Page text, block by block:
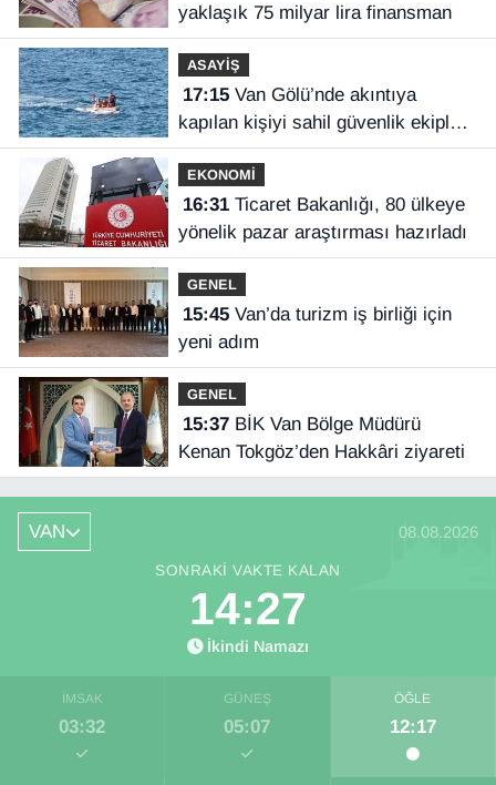
yaklaşık 75 milyar lira finansman
ASAYİŞ
17:15Van Gölü’nde akıntıya
kapılan kişiyi sahil güvenlik ekipleri
kurtardı
EKONOMİ
16:31Ticaret Bakanlığı, 80 ülkeye
yönelik pazar araştırması hazırladı
GENEL
15:45Van’da turizm iş birliği için
yeni adım
GENEL
15:37BİK Van Bölge Müdürü
Kenan Tokgöz’den Hakkâri ziyareti
VAN 08.08.2026
SONRAKI VAKTE KALAN
14:27
İkindi Namazı
İMSAK
03:32
GÜNEŞ
05:07
ÖĞLE
12:17